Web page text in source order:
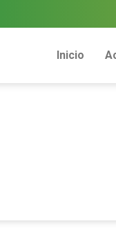
Inicio